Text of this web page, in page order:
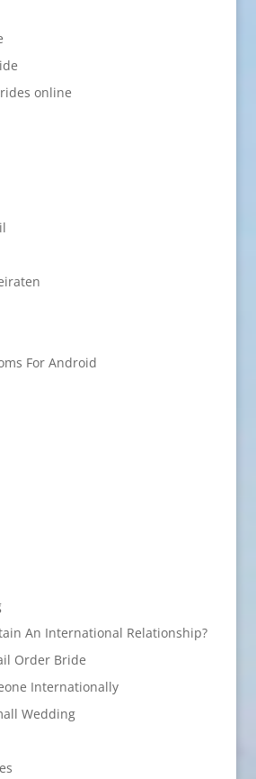
online
For Android
An International Relationship?
Order Bride
Internationally
Wedding